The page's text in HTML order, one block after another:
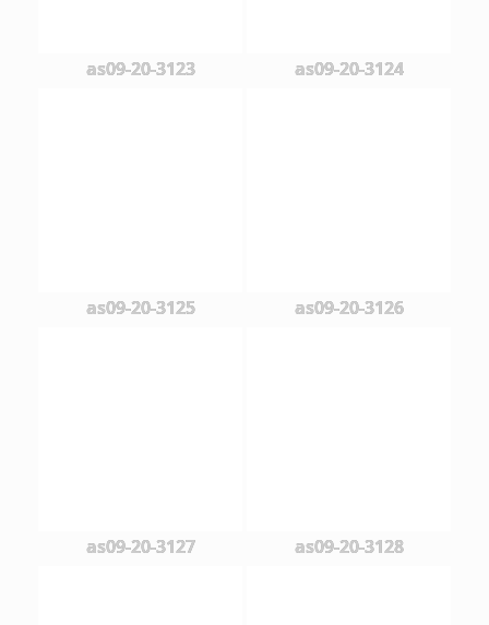
as09-20-3123 as09-20-3124
as09-20-3125 as09-20-3126
as09-20-3127 as09-20-3128